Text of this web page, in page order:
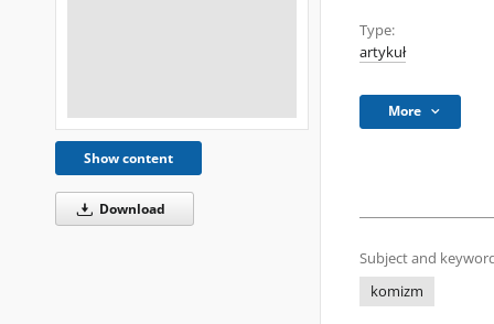
Show content
Download
Type:
artykuł
More
Subject and
komizm